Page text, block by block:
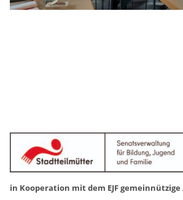
in Kooperation mit dem EJF gemeinnützige